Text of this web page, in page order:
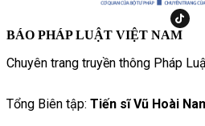
BÁO PHÁP LUẬT VIỆT NAM
Chuyên trang truyền thông Pháp
Tổng Biên tập: Tiến sĩ Vũ Hoài